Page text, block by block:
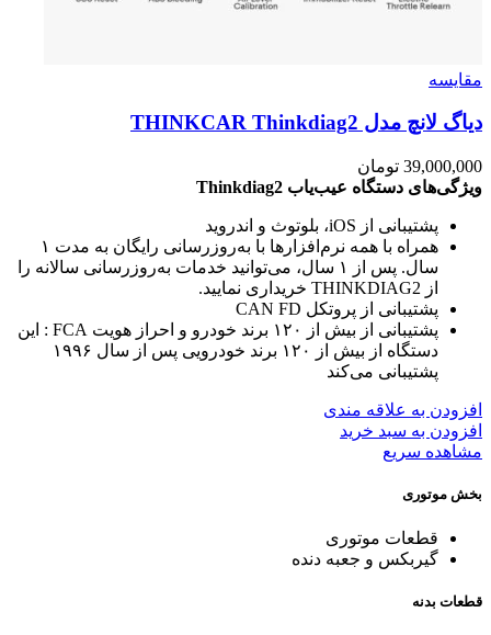
مقایسه
دياگ لانچ مدل THINKCAR Thinkdiag2
39,000,000 تومان
ویژگی‌های دستگاه عیب‌یاب
پشتیبانی از iOS، بلوتوث و اندروید
همراه با همه نرم‌افزارها با به‌روزرسانی رایگان به مدت ۱
سال. پس از ۱ سال، می‌توانید خدمات به‌روزرسانی سالانه را
از THINKDIAG2 خریداری نمایید.
پشتیبانی از پروتکل CAN FD
پشتیبانی از بیش از ۱۲۰ برند خودرو و احراز هویت FCA : این
دستگاه از بیش از ۱۲۰ برند خودرویی پس از سال ۱۹۹۶
پشتیبانی می‌کند
افزودن به علاقه مندی
افزودن به سبد خرید
مشاهده سریع
بخش موتوری
قطعات موتوری
گیربکس و جعبه دنده
قطعات بدنه